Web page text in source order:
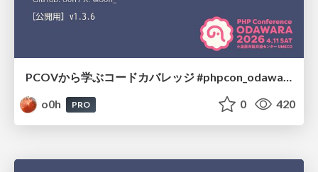
PCOVから学ぶコードカバレッジ #phpcon_odawara
o0h
PRO 0 420